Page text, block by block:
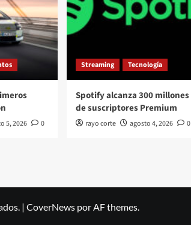
5, 2026 0
Streaming Tecnología
Spotify alcanza 300 millones
de suscriptores Premium
rayo corte agosto 4, 2026 0
| CoverNews por AF themes.